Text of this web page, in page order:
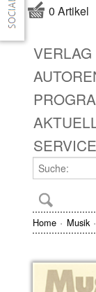
0 Artikel
VERLAG
SERVICE
Home Musik